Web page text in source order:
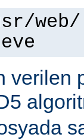
verilen